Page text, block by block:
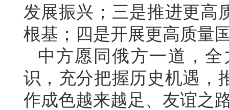
发展振兴；三是推进更高
根基；四是开展更高质量
中方愿同俄方一道，
识，充分把握历史机遇，
作成色越来越足、友谊之